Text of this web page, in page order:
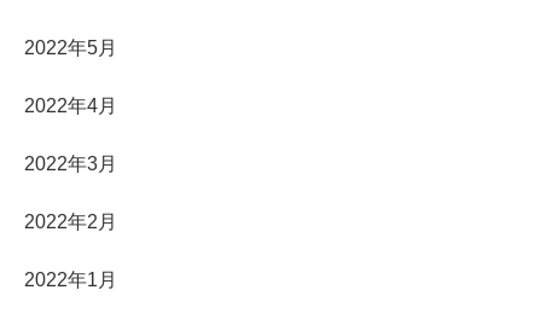
2022年5月
2022年4月
2022年3月
2022年2月
2022年1月